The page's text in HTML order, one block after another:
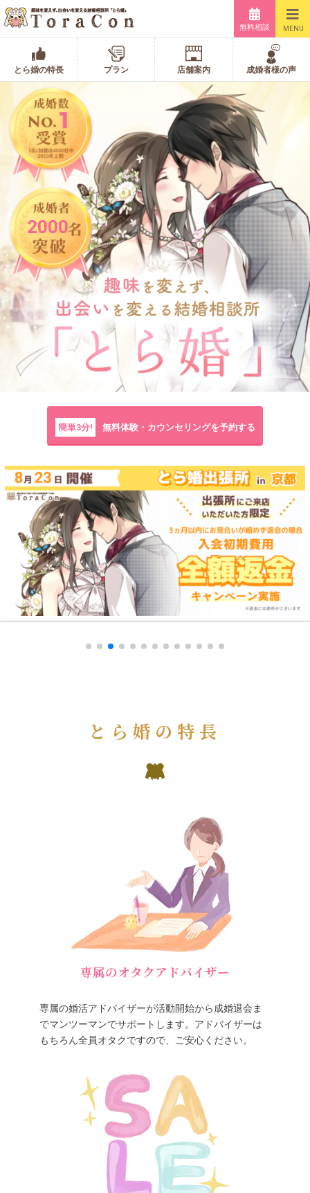
無料相談 MENU
とら婚の特長 プラン 店舗案内 成婚者様の声
2000
簡単3分! 無料体験・カウンセリングを予約する
とら婚の特長
専属のオタクアドバイザー
専属の婚活アドバイザーが活動開始から成婚退会ま
でマンツーマンでサポートします。アドバイザーは
もちろん全員オタクですので、ご安心ください。